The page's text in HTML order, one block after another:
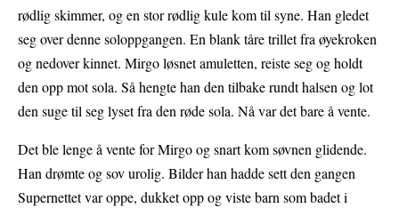
rødlig skimmer, og en stor rødlig kule kom til syne. Han gledet
seg over denne soloppgangen. En blank tåre trillet fra øyekroken
og nedover kinnet. Mirgo løsnet amuletten, reiste seg og holdt
den opp mot sola. Så hengte han den tilbake rundt halsen og lot
den suge til seg lyset fra den røde sola. Nå var det bare å vente.
Det ble lenge å vente for Mirgo og snart kom søvnen glidende.
Han drømte og sov urolig. Bilder han hadde sett den gangen
Supernettet var oppe, dukket opp og viste barn som badet i